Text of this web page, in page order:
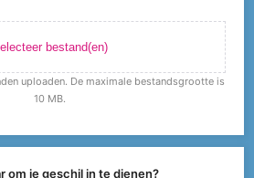
bestand(en)
uploaden. De maximale bestandsgrootte is
10 MB.
om je geschil in te dienen?